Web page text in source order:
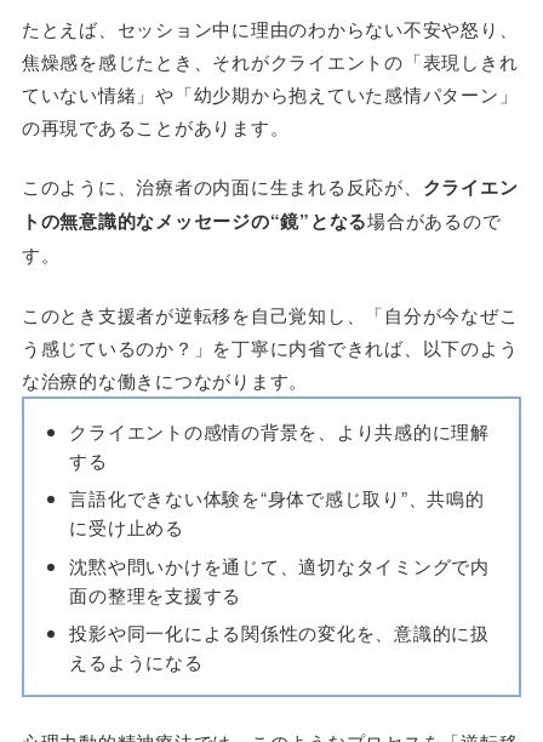
たとえば、セッション中に理由のわからない不安や怒り、
焦燥感を感じたとき、それがクライエントの「表現しきれ
ていない情緒」や「幼少期から抱えていた感情パターン」
の再現であることがあります。
このように、治療者の内面に生まれる反応が、 クライエン
トの無意識的なメッセージの“鏡”となる場合があるので
す。
このとき支援者が逆転移を自己覚知し、「自分が今なぜこ
う感じているのか？」を丁寧に内省できれば、以下のよう
な治療的な働きにつながります。
クライエントの感情の背景を、より共感的に理解
する
言語化できない体験を“身体で感じ取り”、共鳴的
に受け止める
沈黙や問いかけを通じて、適切なタイミングで内
面の整理を支援する
投影や同一化による関係性の変化を、意識的に扱
えるようになる